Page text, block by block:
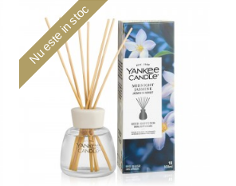
Nu este in stoc